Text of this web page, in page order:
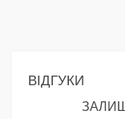
ВІДГУКИ